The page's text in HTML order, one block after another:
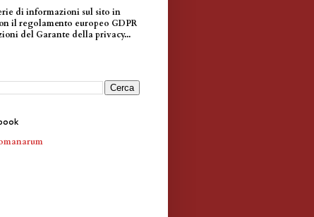
di informazioni sul sito in
il regolamento europeo GDPR
del Garante della privacy...